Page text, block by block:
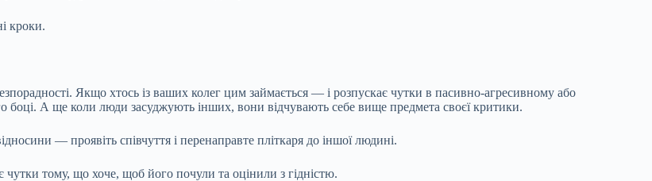
кроки.
Якщо хтось із ваших колег цим займається — і розпускає чутки в пасивно-агресивному або
А ще коли люди засуджують інших, вони відчувають себе вище предмета своєї критики.
— проявіть співчуття і перенаправте пліткаря до іншої людині.
тому, що хоче, щоб його почули та оцінили з гідністю.